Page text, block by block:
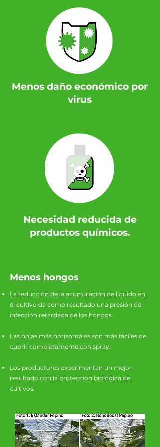
Menos daño económico por
virus
Necesidad reducida de
productos químicos.
Menos hongos
La reducción de la acumulación de líquido en
el cultivo da como resultado una presión de
infección retardada de los hongos.
Las hojas más horizontales son más fáciles de
cubrir completamente con spray.
Los productores experimentan un mejor
resultado con la protección biológica de
cultivos.